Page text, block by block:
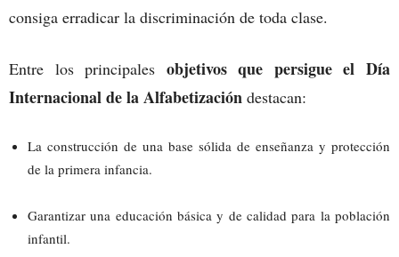
consiga erradicar la discriminación de toda clase.
Entre los principales objetivos que persigue el Día
Internacional de la Alfabetización destacan:
La construcción de una base sólida de enseñanza y protección
de la primera infancia.
Garantizar una educación básica y de calidad para la población
infantil.